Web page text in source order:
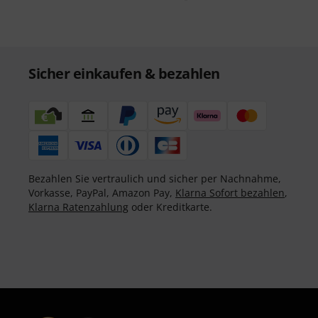
Sicher einkaufen & bezahlen
Bezahlen Sie vertraulich und sicher per Nachnahme,
Vorkasse, PayPal, Amazon Pay, Klarna Sofort bezahlen,
Klarna Ratenzahlung oder Kreditkarte.